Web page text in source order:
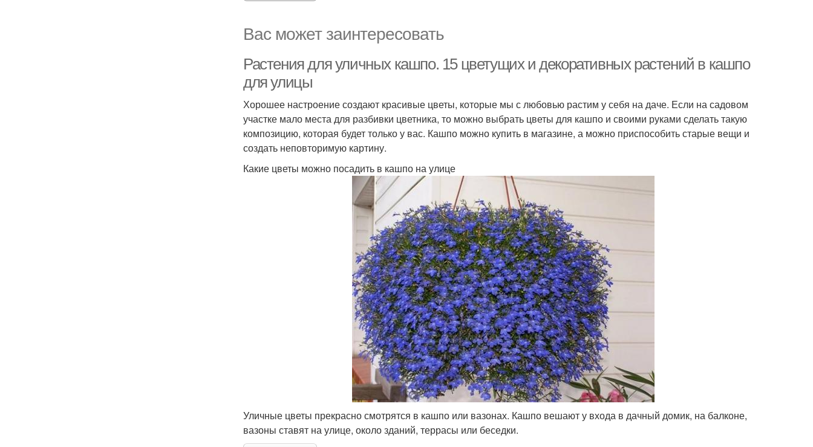
Вас может заинтересовать
Растения для уличных кашпо. 15 цветущих и декоративных растений в кашпо
для улицы
Хорошее настроение создают красивые цветы, которые мы с любовью растим у себя на даче. Если на садовом
участке мало места для разбивки цветника, то можно выбрать цветы для кашпо и своими руками сделать такую
композицию, которая будет только у вас. Кашпо можно купить в магазине, а можно приспособить старые вещи и
создать неповторимую картину.
Какие цветы можно посадить в кашпо на улице
Уличные цветы прекрасно смотрятся в кашпо или вазонах. Кашпо вешают у входа в дачный домик, на балконе,
вазоны ставят на улице, около зданий, террасы или беседки.